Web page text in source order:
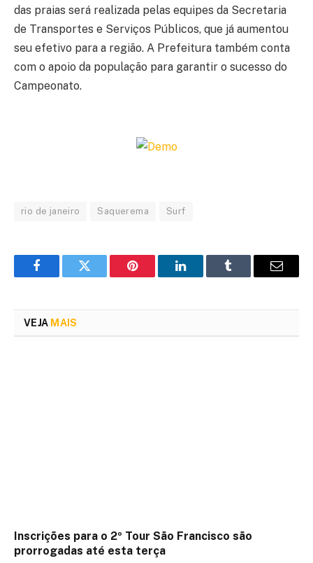
das praias será realizada pelas equipes da Secretaria
de Transportes e Serviços Públicos, que já aumentou
seu efetivo para a região. A Prefeitura também conta
com o apoio da população para garantir o sucesso do
Campeonato.
rio de janeiro Saquerema Surf
FacebookTwitter Pinterest LinkedInTumblr Email
VEJA MAIS
Inscrições para o 2º Tour São Francisco são
prorrogadas até esta terça